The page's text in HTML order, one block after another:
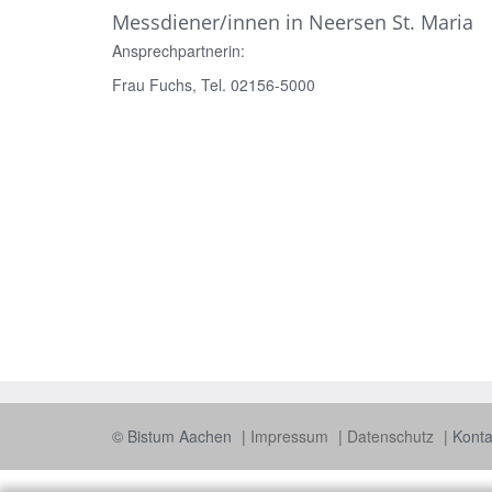
Messdiener/innen in Neersen St. Maria
Ansprechpartnerin:
Frau Fuchs, Tel. 02156-5000
© Bistum Aachen Impressum Datenschutz